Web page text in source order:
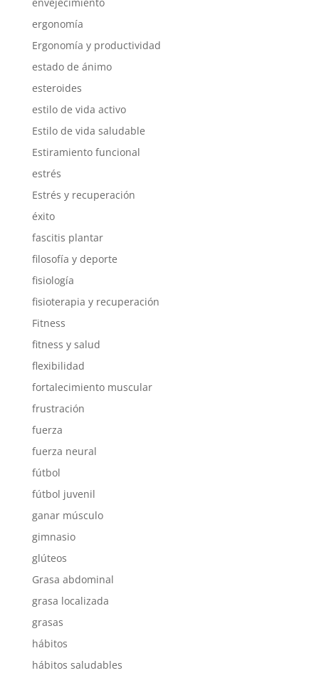
envejecimiento
ergonomía
Ergonomía y productividad
estado de ánimo
esteroides
estilo de vida activo
Estilo de vida saludable
Estiramiento funcional
estrés
Estrés y recuperación
éxito
fascitis plantar
filosofía y deporte
fisiología
fisioterapia y recuperación
Fitness
fitness y salud
flexibilidad
fortalecimiento muscular
frustración
fuerza
fuerza neural
fútbol
fútbol juvenil
ganar músculo
gimnasio
glúteos
Grasa abdominal
grasa localizada
grasas
hábitos
hábitos saludables